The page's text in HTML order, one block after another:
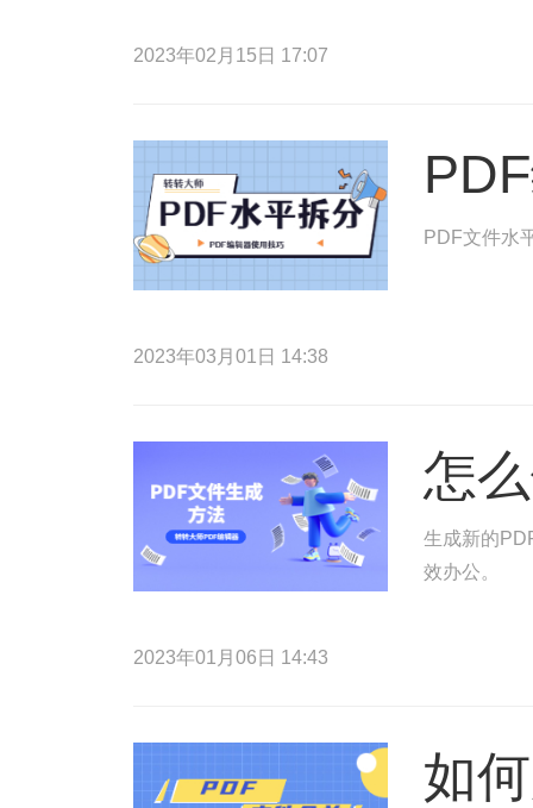
2023年02月15日 17:07
PDF文件水
2023年03月01日 14:38
怎
生成新的
效办公。
2023年01月06日 14:43
如